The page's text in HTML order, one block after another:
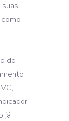
do
já